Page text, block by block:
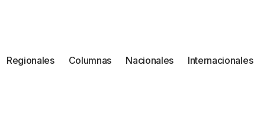
Regionales Columnas Nacionales Internacionales